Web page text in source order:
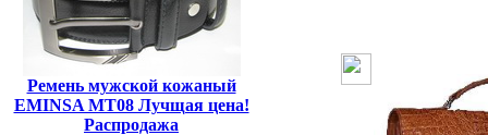
Ремень мужской кожаный
EMINSA MT08 Лучщая цена!
Распродажа